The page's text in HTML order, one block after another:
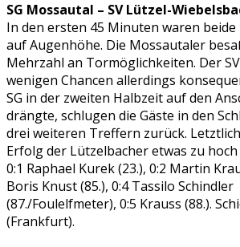
SG Mossautal – SV Lützel-
In den ersten 45 Minuten waren
auf Augenhöhe. Die Mossautaler
Mehrzahl an Tormöglichkeiten. Der
wenigen Chancen allerdings
SG in der zweiten Halbzeit auf den
drängte, schlugen die Gäste in den
drei weiteren Treffern zurück.
Erfolg der Lützelbacher etwas zu
0:1 Raphael Kurek (23.), 0:2 Martin
Boris Knust (85.), 0:4 Tassilo Schindler
(87./Foulelfmeter), 0:5 Krauss (88.).
(Frankfurt).